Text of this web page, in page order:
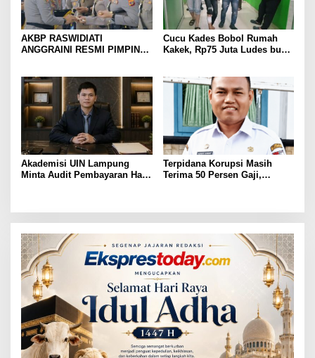
AKBP RASWIDIATI
ANGGRAINI RESMI PIMPIN
KAMTIBMAS DAN
PELAYANAN PRESISI
Cucu Kades Bobol Rumah
Kakek, Rp75 Juta Ludes buat
Akademisi UIN Lampung
Minta Audit Pembayaran Hak
Terpidana Korupsi Masih
Terima 50 Persen Gaji,